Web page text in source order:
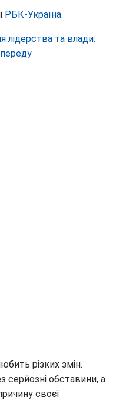
РБК-Україна.
лідерства та влади:
різких змін.
серйозні обставини, а
своєї